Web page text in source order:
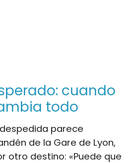
cuando
todo
parece
de la Gare de Lyon,
otro destino: «Puede que